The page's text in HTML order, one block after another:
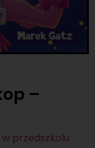
–
przedszkolu